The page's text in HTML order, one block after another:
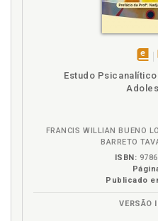
em
Estudo
FRANCIS WILLIAN BUENO
BARRETO
ISBN:
Publicado
VERSÃO